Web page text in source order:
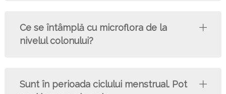
Ce se întâmplă cu microflora de la
nivelul colonului?
Sunt în perioada ciclului menstrual. Pot